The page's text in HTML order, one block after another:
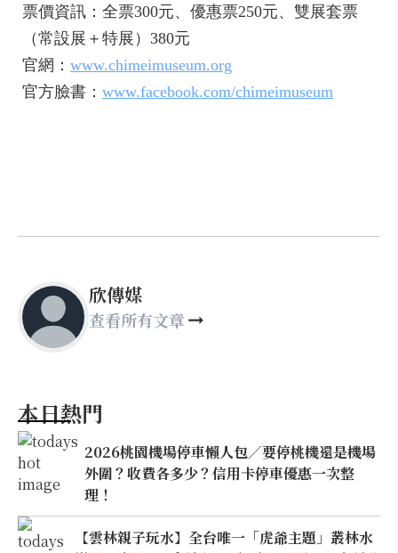
票價資訊：全票300元、優惠票250元、雙展套票
（常設展＋特展）380元
官網： www.chimeimuseum.org
官方臉書： www.facebook.com/chimeimuseum
欣傳媒
查看所有文章
本日熱門
2026桃園機場停車懶人包／要停桃機還是機場
外圍？收費各多少？信用卡停車優惠一次整
理！
【雲林親子玩水】全台唯一「虎爺主題」叢林水